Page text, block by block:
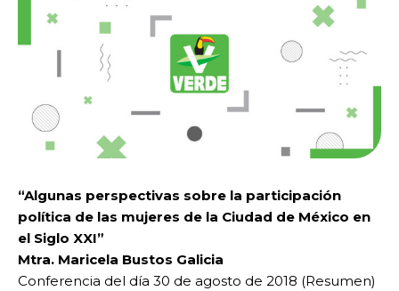
“Algunas perspectivas sobre la participación
política de las mujeres de la Ciudad de México en
el Siglo XXI”
Mtra. Maricela Bustos Galicia
Conferencia del día 30 de agosto de 2018 (Resumen)